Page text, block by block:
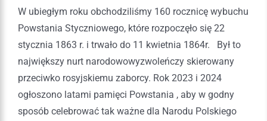
W ubiegłym roku obchodziliśmy 160 rocznicę wybuchu
Powstania Styczniowego, które rozpoczęło się 22
stycznia 1863 r. i trwało do 11 kwietnia 1864r. Był to
największy nurt narodowowyzwoleńczy skierowany
przeciwko rosyjskiemu zaborcy. Rok 2023 i 2024
ogłoszono latami pamięci Powstania , aby w godny
sposób celebrować tak ważne dla Narodu Polskiego